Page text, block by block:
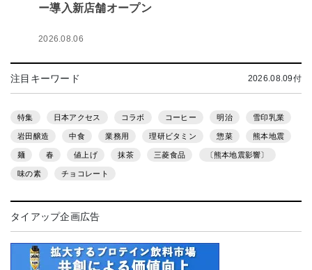
ー導入新店舗オープン
2026.08.06
注目キーワード 2026.08.09付
特集 日本アクセス コラボ コーヒー 明治 雪印乳業
岩田醸造 中食 業務用 理研ビタミン 惣菜 熊本地震
麺 春 値上げ 抹茶 三菱食品 〔熊本地震影響〕
味の素 チョコレート
タイアップ企画広告